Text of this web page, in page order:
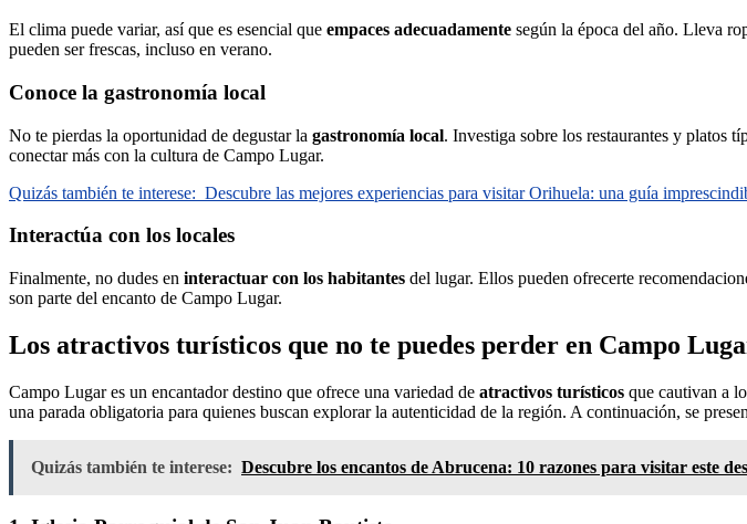
El clima puede variar, así que es esencial que empaces adecuadamente según la época del año. Lleva
pueden ser frescas, incluso en verano.
Conoce la gastronomía local
No te pierdas la oportunidad de degustar la gastronomía local. Investiga sobre los restaurantes y platos
conectar más con la cultura de Campo Lugar.
Quizás también te interese: Descubre las mejores experiencias para visitar Orihuela: una guía
Interactúa con los locales
Finalmente, no dudes en interactuar con los habitantes del lugar. Ellos pueden ofrecerte
son parte del encanto de Campo Lugar.
Los atractivos turísticos que no te puedes perder en Campo
Campo Lugar es un encantador destino que ofrece una variedad de atractivos turísticos que cautivan a
una parada obligatoria para quienes buscan explorar la autenticidad de la región. A continuación, se
Quizás también te interese: Descubre los encantos de Abrucena: 10 razones para visitar este